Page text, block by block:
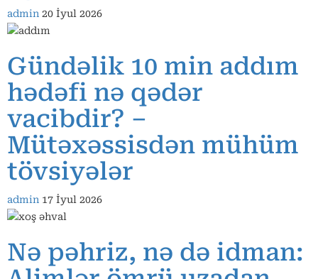
admin 20 İyul 2026
Gündəlik 10 min addım
hədəfi nə qədər
vacibdir? –
Mütəxəssisdən mühüm
tövsiyələr
admin 17 İyul 2026
Nə pəhriz, nə də idman: